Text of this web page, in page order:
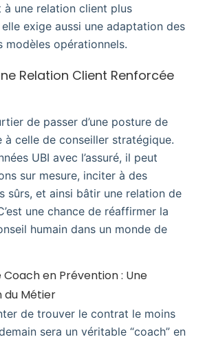
une relation client plus
exige aussi une adaptation des
modèles opérationnels.
Relation Client Renforcée
de passer d’une posture de
à celle de conseiller stratégique.
UBI avec l’assuré, il peut
sur mesure, inciter à des
sûrs, et ainsi bâtir une relation de
une chance de réaffirmer la
humain dans un monde de
en Prévention : Une
du Métier
de trouver le contrat le moins
sera un véritable “coach” en